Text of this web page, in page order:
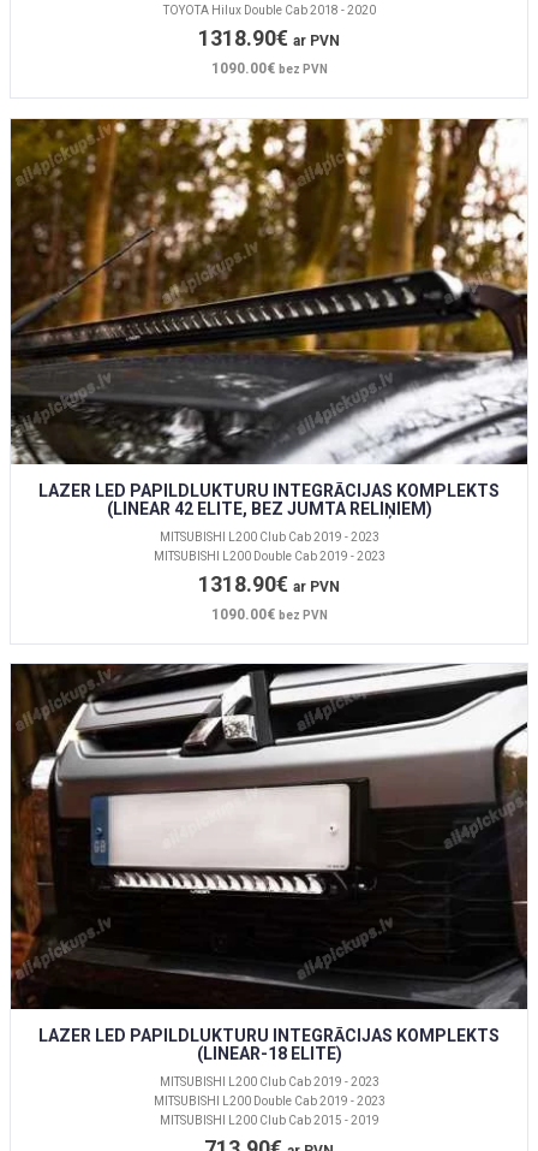
TOYOTA Hilux Double Cab 2018 - 2020
1318.90€ ar PVN
1090.00€ bez PVN
LAZER LED PAPILDLUKTURU INTEGRĀCIJAS KOMPLEKTS
(LINEAR 42 ELITE, BEZ JUMTA RELIŅIEM)
MITSUBISHI L200 Club Cab 2019 - 2023
MITSUBISHI L200 Double Cab 2019 - 2023
1318.90€ ar PVN
1090.00€ bez PVN
LAZER LED PAPILDLUKTURU INTEGRĀCIJAS KOMPLEKTS
(LINEAR-18 ELITE)
MITSUBISHI L200 Club Cab 2019 - 2023
MITSUBISHI L200 Double Cab 2019 - 2023
MITSUBISHI L200 Club Cab 2015 - 2019